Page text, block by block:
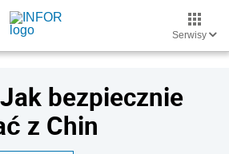
Serwisy
bezpiecznie
z Chin